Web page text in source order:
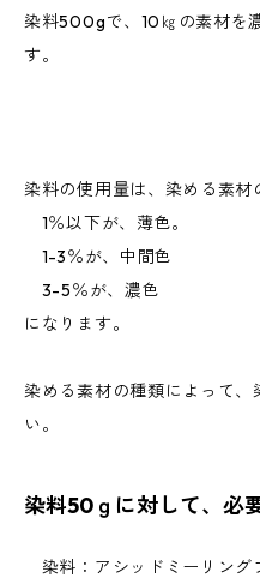
染料500gで、10㎏の素材を
す。
染料の使用量は、染める素材
1％以下が、薄色。
1-3％が、中間色
3-5％が、濃色
になります。
染める素材の種類によって
い。
染料50ｇに対して、必
染料：アシッドミーリング